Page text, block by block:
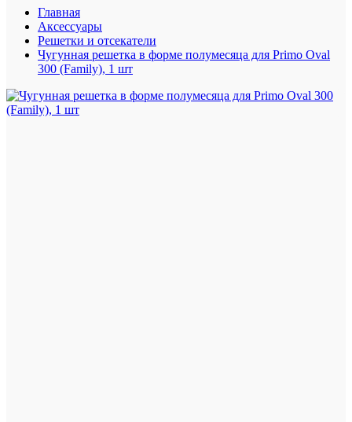
Главная
Аксессуары
Решетки и отсекатели
Чугунная решетка в форме полумесяца для Primo Oval
300 (Family), 1 шт